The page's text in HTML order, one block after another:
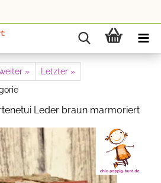
»
Letzter »
Leder braun marmoriert